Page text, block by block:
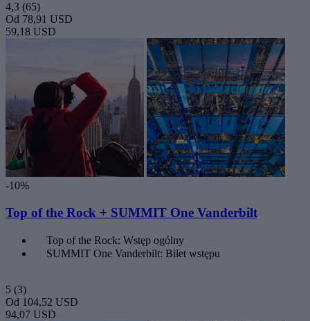
4,3 (65)
Od 78,91 USD
59,18 USD
-10%
Top of the Rock + SUMMIT One Vanderbilt
Top of the Rock: Wstęp ogólny
SUMMIT One Vanderbilt: Bilet wstępu
5 (3)
Od 104,52 USD
94,07 USD